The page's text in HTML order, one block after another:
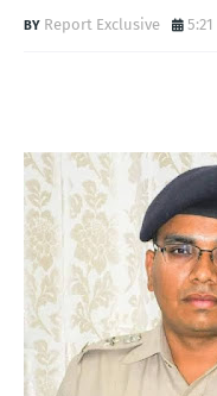
Report Exclusive